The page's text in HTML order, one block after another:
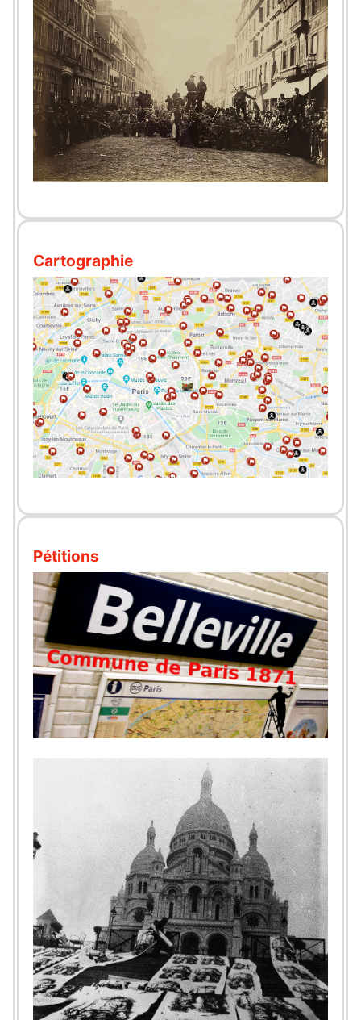
Cartographie
Pétitions